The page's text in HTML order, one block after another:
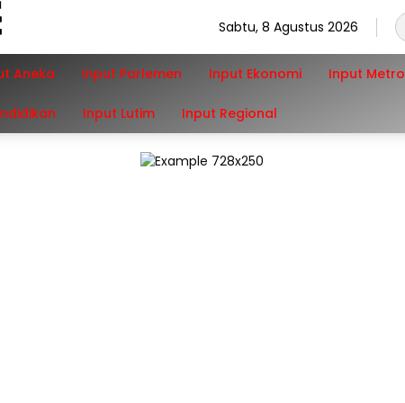
Sabtu, 8 Agustus 2026
Aneka Input Parlemen Input Ekonomi Input Metro
Input Lutim Input Regional